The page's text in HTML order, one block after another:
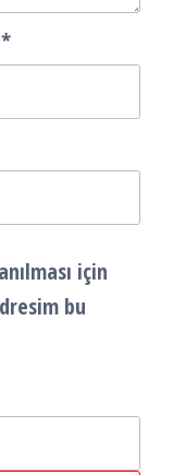
*
için
bu